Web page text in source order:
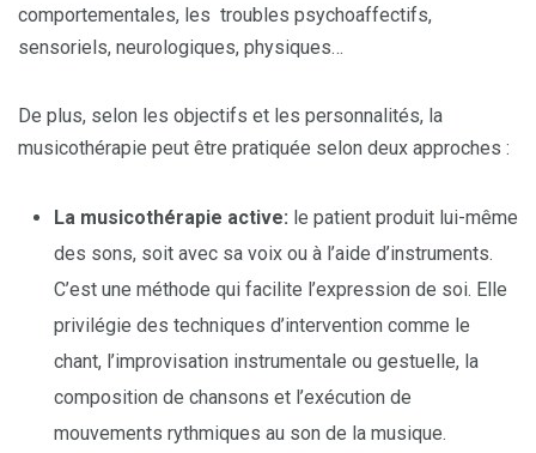
comportementales, les troubles psychoaffectifs,
sensoriels, neurologiques, physiques…
De plus, selon les objectifs et les personnalités, la
musicothérapie peut être pratiquée selon deux approches :
La musicothérapie active: le patient produit lui-même
des sons, soit avec sa voix ou à l’aide d’instruments.
C’est une méthode qui facilite l’expression de soi. Elle
privilégie des techniques d’intervention comme le
chant, l’improvisation instrumentale ou gestuelle, la
composition de chansons et l’exécution de
mouvements rythmiques au son de la musique.